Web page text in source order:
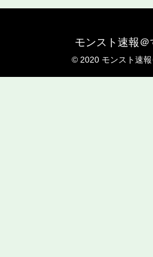
モンスト速報＠
© 2020 モンスト速